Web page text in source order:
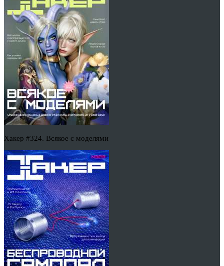
Хакер #324. Всякое с моделями